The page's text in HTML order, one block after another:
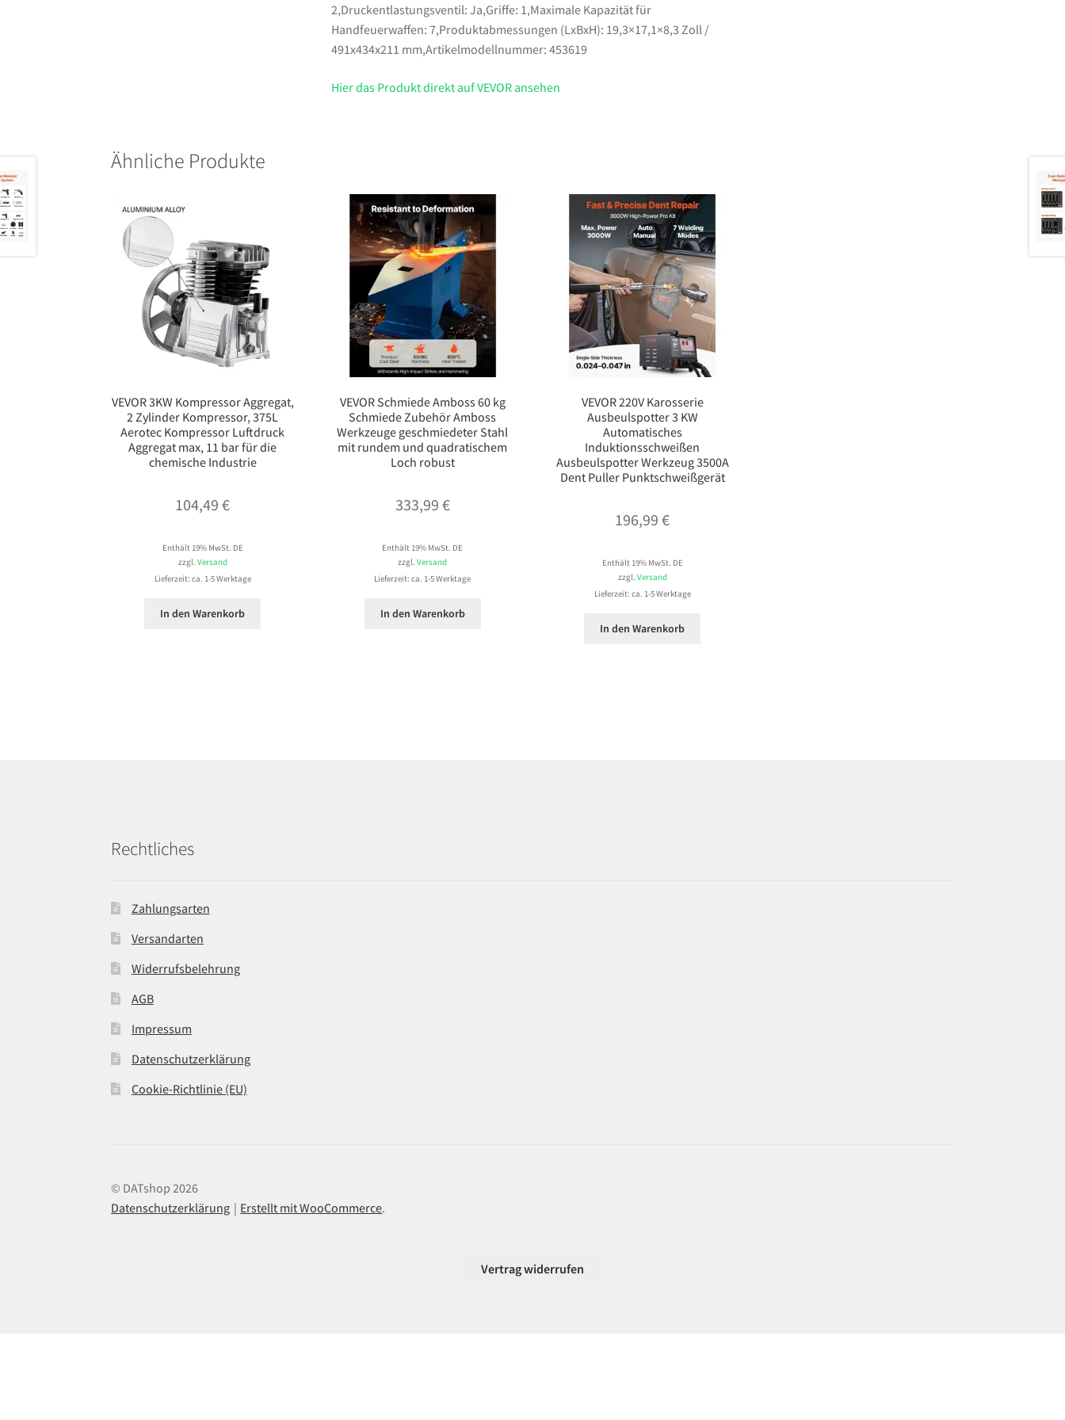
2,Druckentlastungsventil: Ja,Griffe: 1,Maximale Kapazität für
Handfeuerwaffen: 7,Produktabmessungen (LxBxH): 19,3×17,1×8,3 Zoll /
491x434x211 mm,Artikelmodellnummer: 453619
Hier das Produkt direkt auf VEVOR ansehen
Ähnliche Produkte
VEVOR 3KW Kompressor Aggregat,
2 Zylinder Kompressor, 375L
Aerotec Kompressor Luftdruck
Aggregat max, 11 bar für die
chemische Industrie
104,49€
Enthält 19% MwSt. DE
zzgl. Versand
Lieferzeit: ca. 1-5 Werktage
In den Warenkorb
VEVOR Schmiede Amboss 60 kg
Schmiede Zubehör Amboss
Werkzeuge geschmiedeter Stahl
mit rundem und quadratischem
Loch robust
333,99 €
Enthält 19% MwSt. DE
zzgl.Versand
Lieferzeit: ca. 1-5 Werktage
In den Warenkorb
VEVOR 220V Karosserie
Ausbeulspotter 3 KW
Automatisches
Induktionsschweißen
Ausbeulspotter Werkzeug 3500A
Dent Puller Punktschweißgerät
196,99€
Enthält 19% MwSt. DE
zzgl. Versand
Lieferzeit: ca. 1-5 Werktage
In den Warenkorb
Rechtliches
Zahlungsarten
Versandarten
Widerrufsbelehrung
AGB
Impressum
Datenschutzerklärung
Cookie-Richtlinie (EU)
© DATshop 2026
Datenschutzerklärung
Erstellt mit WooCommerce.
Vertrag widerrufen